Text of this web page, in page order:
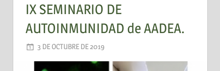
IX SEMINARIO DE
AUTOINMUNIDAD de AADEA.
3 DE OCTUBRE DE 2019